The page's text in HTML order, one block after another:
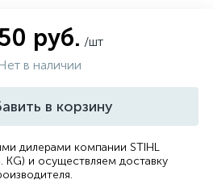
руб. /шт
в наличии
в корзину
дилерами компании STIHL
KG) и осуществляем доставку
.